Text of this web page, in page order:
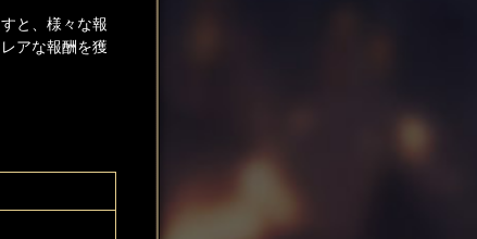
と、様々な報
アな報酬を獲